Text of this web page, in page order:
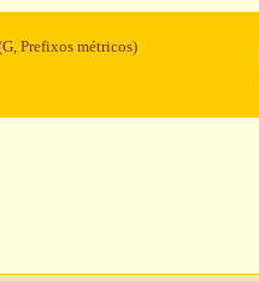
Prefixos métricos)